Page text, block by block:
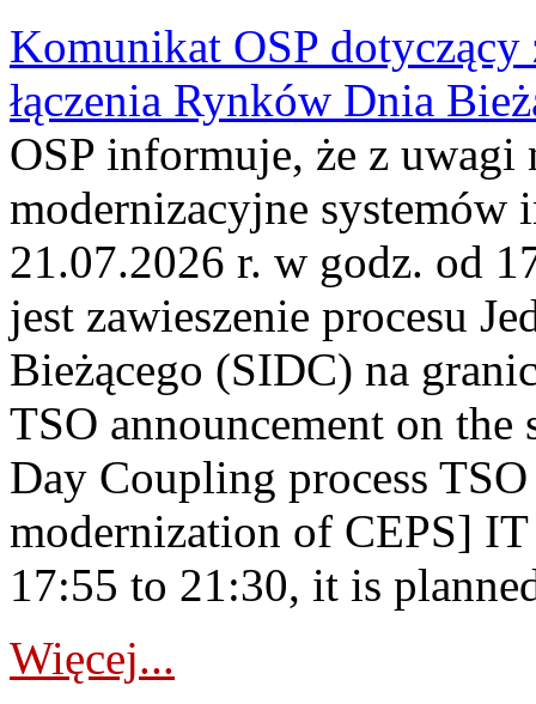
Komunikat OSP dotyczący
łączenia Rynków Dnia
OSP informuje, że z uwagi
modernizacyjne
21.07.2026 r. w godz. od
jest zawieszenie procesu
Bieżącego (SIDC) na
TSO announcement on
Day Coupling process
modernization of CEPS]
17:55 to 21:30, it is
Więcej...